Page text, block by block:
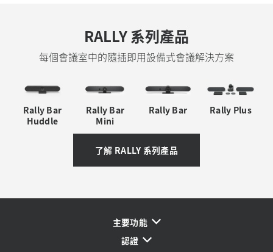
RALLY 系列產品
每個會議室中的隨插即用設備式會議解決方案
Rally Bar
Huddle
Rally Bar
Mini
Rally Bar Rally Plus
了解 RALLY 系列產品
主要功能
認證